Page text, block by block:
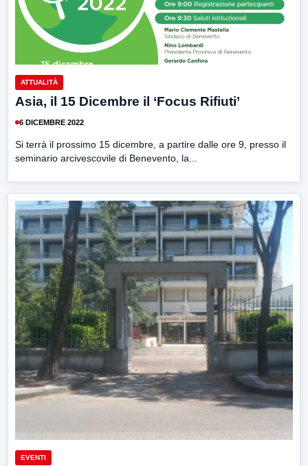
ATTUALITÀ
Asia, il 15 Dicembre il ‘Focus Rifiuti’
6 DICEMBRE 2022
Si terrà il prossimo 15 dicembre, a partire dalle ore 9, presso il
seminario arcivescovile di Benevento, la...
EVENTI